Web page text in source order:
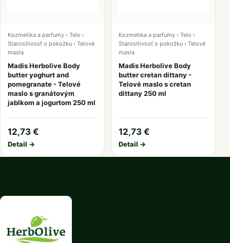
Kozmetika a parfumy › Telo ›
Starostlivosť o pokožku › Telové
masla
Madis Herbolive Body
butter yoghurt and
pomegranate - Telové
maslo s granátovým
jablkom a jogurtom 250 ml
12,73 €
Detail →
Kozmetika a parfumy › Telo ›
Starostlivosť o pokožku › Telové
masla
Madis Herbolive Body
butter cretan dittany -
Telové maslo s cretan
dittany 250 ml
12,73 €
Detail →